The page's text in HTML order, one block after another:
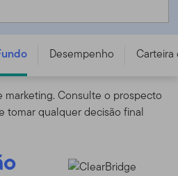
- IE00BD4GV454
Desempenho
marketing. Consulte o prospecto
tomar qualquer decisão final